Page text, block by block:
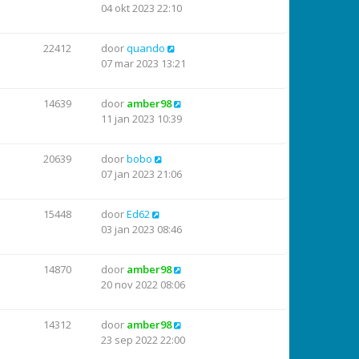
04 okt 2023 22:10
22412 doorquando
07 mar 2023 13:21
14639 door amber98
11 jan 2023 10:39
20639 doorbobo
07 jan 2023 21:06
15448 doorEd62
03 jan 2023 08:46
14870 door amber98
20 nov 2022 08:06
14312 door amber98
23 sep 2022 22:00